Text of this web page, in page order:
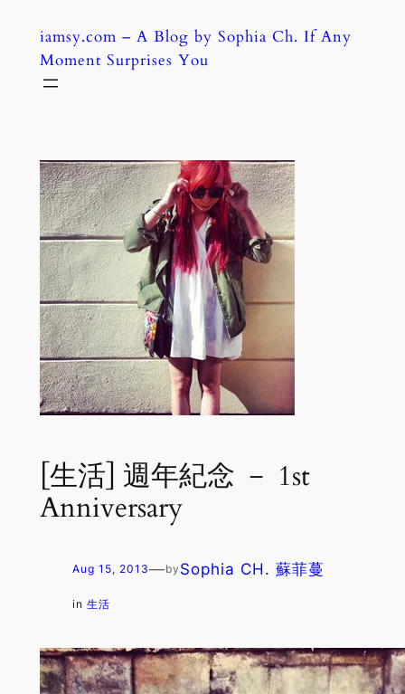
content
iamsy.com – A Blog by Sophia Ch. If Any
Moment Surprises You
[生活] 週年紀念 － 1st
Anniversary
Aug 15, 2013—by Sophia CH. 蘇菲蔓
in 生活